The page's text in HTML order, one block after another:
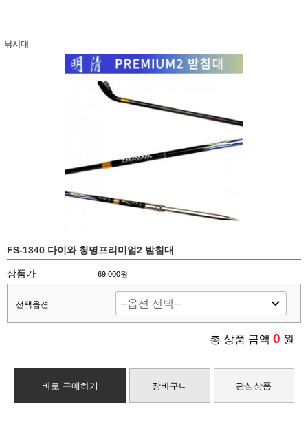
낚시대
FS-1340 다이와 청명프리미엄2 받침대
상품가 69,000원
선택옵션
총 상품 금액 0 원
바로 구매하기 장바구니 관심상품